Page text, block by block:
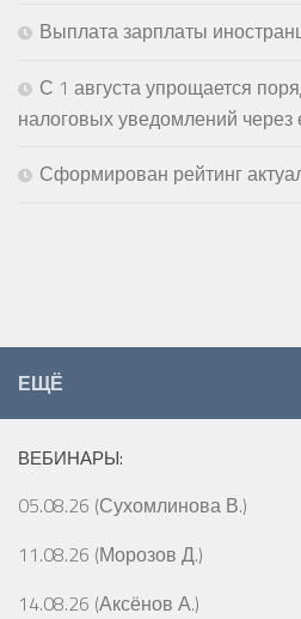
Выплата зарплаты
С 1 августа упрощается
налоговых уведомлений через
Сформирован рейтинг
ЕЩЁ
ВЕБИНАРЫ:
05.08.26 (Сухомлинова В.)
11.08.26 (Морозов Д.)
14.08.26 (Аксёнов А.)